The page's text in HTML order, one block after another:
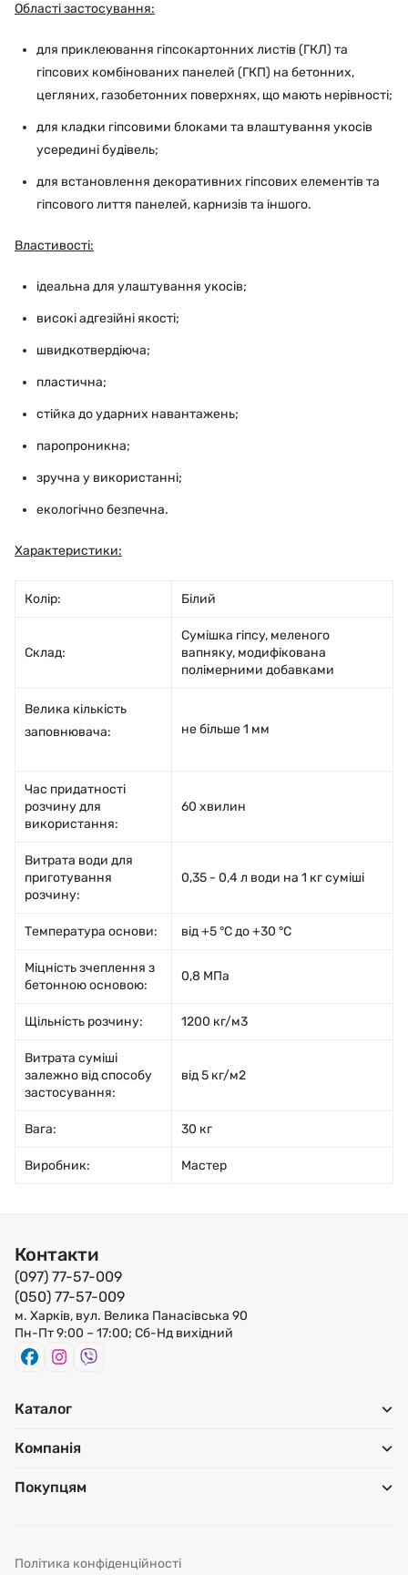
Області застосування:
для приклеювання гіпсокартонних листів (ГКЛ) та
гіпсових комбінованих панелей (ГКП) на бетонних,
цегляних, газобетонних поверхнях, що мають нерівності;
для кладки гіпсовими блоками та влаштування укосів
усередині будівель;
для встановлення декоративних гіпсових елементів та
гіпсового лиття панелей, карнизів та іншого.
Властивості:
ідеальна для улаштування укосів;
високі адгезійні якості;
швидкотвердіюча;
пластична;
стійка до ударних навантажень;
паропроникна;
зручна у використанні;
екологічно безпечна.
Характеристики:
Колір: Білий
Склад:
Сумішка гіпсу, меленого
вапняку, модифікована
полімерними добавками
Велика кількість
заповнювача:
не більше 1 мм
Час придатності
розчину для
використання:
60 хвилин
Витрата води для
приготування
розчину:
0,35 - 0,4 л води на 1 кг суміші
Температура основи: від +5 °C до +30 °C
Міцність зчеплення з
бетонною основою:
0,8 МПа
Щільність розчину: 1200 кг/м3
Витрата суміші
залежно від способу
застосування:
від 5 кг/м2
Вага: 30 кг
Виробник: Мастер
Контакти
(097) 77-57-009
(050) 77-57-009
м. Харків, вул. Велика Панасівська 90
Пн-Пт 9:00 – 17:00; Сб-Нд вихідний
Каталог
Компанія
Покупцям
Політика конфіденційності